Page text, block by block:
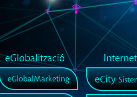
eGlobalització
eGlobalMarketing eCity